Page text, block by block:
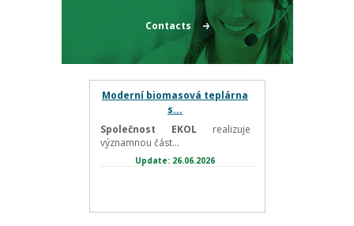
Contacts
Moderní biomasová teplárna
s...
Společnost EKOLrealizuje
významnou část...
Update: 26.06.2026